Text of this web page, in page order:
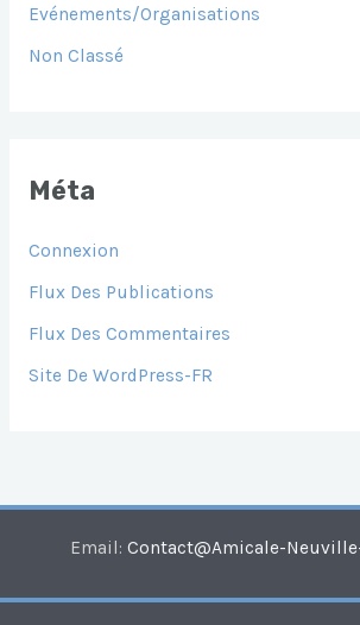
Evénements/Organisations
Non Classé
Méta
Connexion
Flux Des Publications
Flux Des Commentaires
Site De WordPress-FR
Email: Contact@amicale-